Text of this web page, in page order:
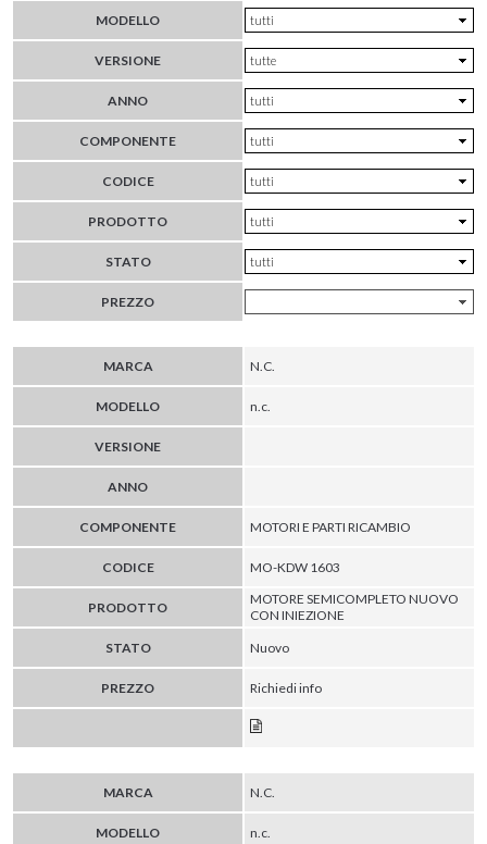
MODELLO
VERSIONE
ANNO
COMPONENTE
CODICE
PRODOTTO
STATO
PREZZO
MARCA N.C.
MODELLO n.c.
VERSIONE
ANNO
COMPONENTE MOTORI E PARTI RICAMBIO
CODICE MO-KDW 1603
PRODOTTO
MOTORE SEMICOMPLETO NUOVO
CON INIEZIONE
STATO
Nuovo
PREZZO Richiedi info
MARCA N.C.
MODELLO n.c.